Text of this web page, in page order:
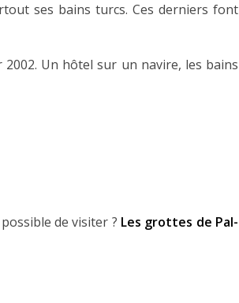
ses bains turcs. Ces derniers font
2002. Un hôtel sur un navire, les bains
de visiter ? Les grottes de Pal-